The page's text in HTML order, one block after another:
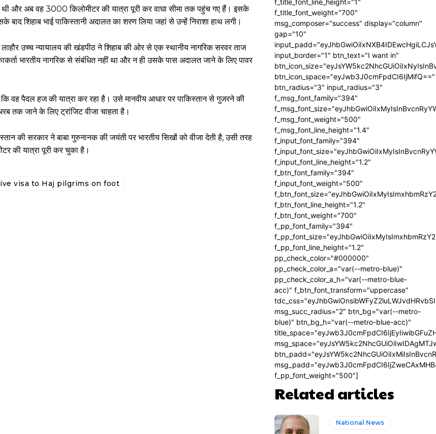
और अब वह 3000 किलोमीटर की यात्रा पूरी कर वाघा सीमा तक पहुंच गए हैं। इसके
शिहाब भाई पाकिस्तानी अदालत का शरण लिया जहां से उन्हें निराशा हाथ लगी।
लाहौर उच्च न्यायालय की खंडपीठ ने शिहाब की ओर से एक स्थानीय नागरिक सरवर ताज
भारतीय नागरिक से संबंधित नहीं था और न ही उसके पास अदालत जाने के लिए पावर
वह पैदल हज की यात्रा कर रहा है। उसे मानवीय आधार पर पाकिस्तान से गुजरने की
तक जाने के लिए ट्रांजिट वीजा चाहता है।
की सरकार ने बाबा गुरुनानक की जयंती पर भारतीय सिखों को वीजा देती है, उसी तरह
की यात्रा पूरी कर चुका है।
visa to Haj pilgrims on foot
f_title_font_line_height="1"
f_title_font_weight="700"
msg_composer="success" display="column"
gap="10"
input_border="1" btn_text="I want in"
btn_icon_space="eyJwb3J0cmFpdCI6IjMifQ=="
btn_radius="3" input_radius="3"
f_msg_font_family="394"
f_msg_font_weight="500"
f_msg_font_line_height="1.4"
f_input_font_family="394"
f_input_font_line_height="1.2"
f_btn_font_family="394"
f_input_font_weight="500"
f_btn_font_line_height="1.2"
f_btn_font_weight="700"
f_pp_font_family="394"
f_pp_font_line_height="1.2"
pp_check_color="#000000"
pp_check_color_a="var(--metro-blue)"
pp_check_color_a_h="var(--metro-blue-
acc)" f_btn_font_transform="uppercase"
msg_succ_radius="2" btn_bg="var(--metro-
blue)" btn_bg_h="var(--metro-blue-acc)"
f_pp_font_weight="500"]
Related articles
National News